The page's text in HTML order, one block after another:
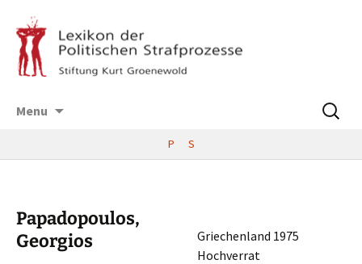
Menu
Suchen
nach:
P S
Papadopoulos,
Georgios
Griechen­land 1975
Hochverrat